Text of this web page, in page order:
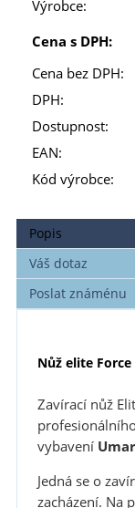
Výrobce:
Cena s DPH:
Cena bez DPH:
DPH:
Dostupnost:
EAN:
Kód výrobce:
Popis
Váš dotaz
Poslat známénu
Nůž elite Force
Zavírací nůž
vybavení
Jedná se o
zacházení. Na